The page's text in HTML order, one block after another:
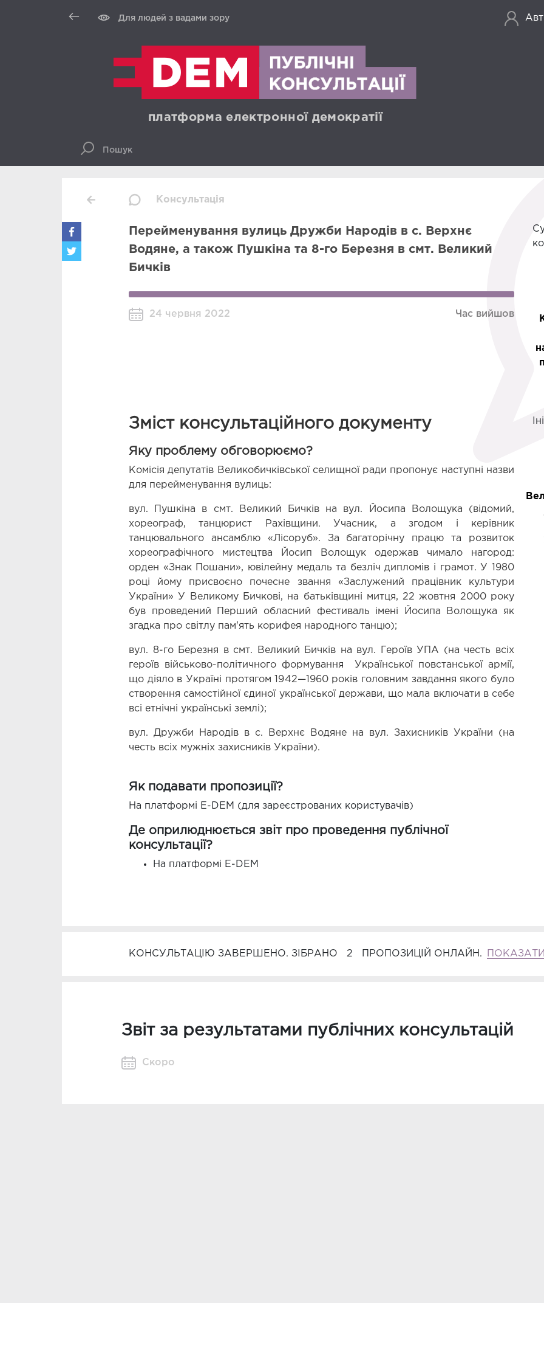
Для людей з вадами зору
платформа електронної демократії
Консультація
Перейменування вулиць Дружби Народів в с. Верхнє
Водяне, а також Пушкіна та 8-го Березня в смт. Великий
Бичків
24 червня 2022 Час вийшов
Зміст консультаційного документу
Яку проблему обговорюємо?
Комісія депутатів Великобичківської селищної ради пропонує наступні назви
для перейменування вулиць:
вул. Пушкіна в смт. Великий Бичків на вул. Йосипа Волощука (відомий,
хореограф, танцюрист Рахівщини. Учасник, а згодом і керівник
танцювального ансамблю «Лісоруб». За багаторічну працю та розвиток
хореографічного мистецтва Йосип Волощук одержав чимало нагород:
орден «Знак Пошани», ювілейну медаль та безліч дипломів і грамот. У 1980
році йому присвоєно почесне звання «Заслужений працівник культури
України» У Великому Бичкові, на батьківщині митця, 22 жовтня 2000 року
був проведений Перший обласний фестиваль імені Йосипа Волощука як
згадка про світлу пам'ять корифея народного танцю);
вул. 8-го Березня в смт. Великий Бичків на вул. Героїв УПА (на честь всіх
героїв військово-політичного формування  Української повстанської армії,
що діяло в Україні протягом 1942—1960 років головним завдання якого було
створення самостійної єдиної української держави, що мала включати в себе
всі етнічні українські землі);
вул. Дружби Народів в с. Верхнє Водяне на вул. Захисників України (на
честь всіх мужніх захисників України).
Як подавати пропозиції?
На платформі E-DEM (для зареєстрованих користувачів)
Де оприлюднюється звіт про проведення публічної
консультації?
На платформі E-DEM
КОНСУЛЬТАЦІЮ ЗАВЕРШЕНО. ЗІБРАНО 2 ПРОПОЗИЦІЙ ОНЛАЙН.
Звіт за результатами публічних консультацій
Скоро